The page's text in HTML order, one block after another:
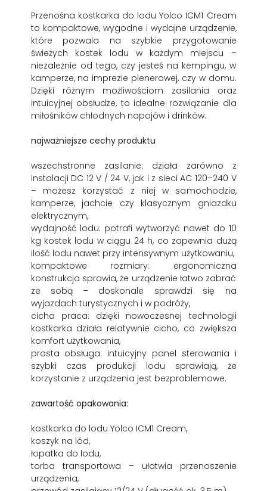
Przenośna kostkarka do lodu Yolco ICM1 Cream
to kompaktowe, wygodne i wydajne urządzenie,
które pozwala na szybkie przygotowanie
świeżych kostek lodu w każdym miejscu –
niezależnie od tego, czy jesteś na kempingu, w
kamperze, na imprezie plenerowej, czy w domu.
Dzięki różnym możliwościom zasilania oraz
intuicyjnej obsłudze, to idealne rozwiązanie dla
miłośników chłodnych napojów i drinków.
najważniejsze cechy produktu
wszechstronne zasilanie: działa zarówno z
instalacji DC 12 V / 24 V, jak i z sieci AC 120–240 V
– możesz korzystać z niej w samochodzie,
kamperze, jachcie czy klasycznym gniazdku
elektrycznym,
wydajność lodu: potrafi wytworzyć nawet do 10
kg kostek lodu w ciągu 24 h, co zapewnia dużą
ilość lodu nawet przy intensywnym użytkowaniu,
kompaktowe rozmiary: ergonomiczna
konstrukcja sprawia, że urządzenie łatwo zabrać
ze sobą – doskonale sprawdzi się na
wyjazdach turystycznych i w podróży,
cicha praca: dzięki nowoczesnej technologii
kostkarka działa relatywnie cicho, co zwiększa
komfort użytkowania,
prosta obsługa: intuicyjny panel sterowania i
szybki czas produkcji lodu sprawiają, że
korzystanie z urządzenia jest bezproblemowe.
zawartość opakowania:
kostkarka do lodu Yolco ICM1 Cream,
koszyk na lód,
łopatka do lodu,
torba transportowa – ułatwia przenoszenie
urządzenia,